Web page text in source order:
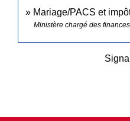
Mariage/PACS et
Ministère chargé des finances